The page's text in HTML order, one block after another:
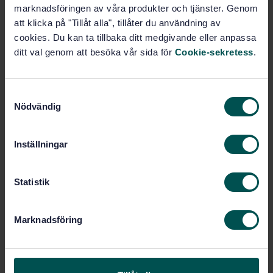
marknadsföringen av våra produkter och tjänster. Genom
att klicka på "Tillåt alla", tillåter du användning av
cookies. Du kan ta tillbaka ditt medgivande eller anpassa
ditt val genom att besöka vår sida för Cookie-sekretess.
Nödvändig
Inställningar
Statistik
Marknadsföring
Energi- och värmeöverföring
(27)
Gasturbiner, ångturbiner,
Byggnadsmaterial och byggnader
Bygginstallationer (91.140)
Centralvärme (91.140.10)
Tryckkärl-ej eldberörda (SS-EN